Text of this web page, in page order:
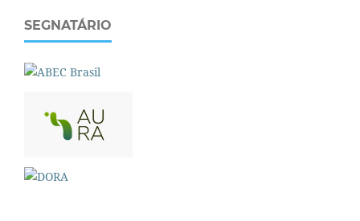
SEGNATÁRIO